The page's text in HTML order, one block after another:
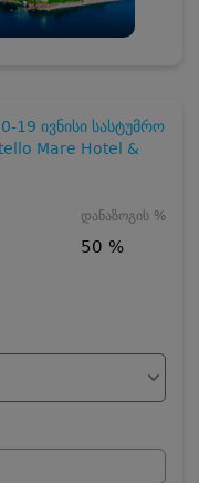
19 ივნისი სასტუმრო
Mare Hotel &
დანაზოგის %
50 %